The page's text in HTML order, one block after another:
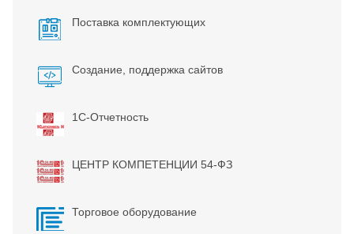
Поставка комплектующих
Создание, поддержка сайтов
1С-Отчетность
ЦЕНТР КОМПЕТЕНЦИИ 54-ФЗ
Торговое оборудование